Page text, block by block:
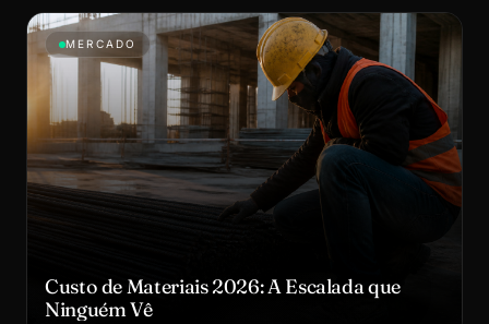
MERCADO
Custo de Materiais 2026: A Escalada que
Ninguém Vê